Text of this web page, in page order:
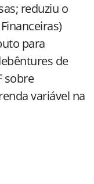
reduziu o
para
de
sobre
variável na